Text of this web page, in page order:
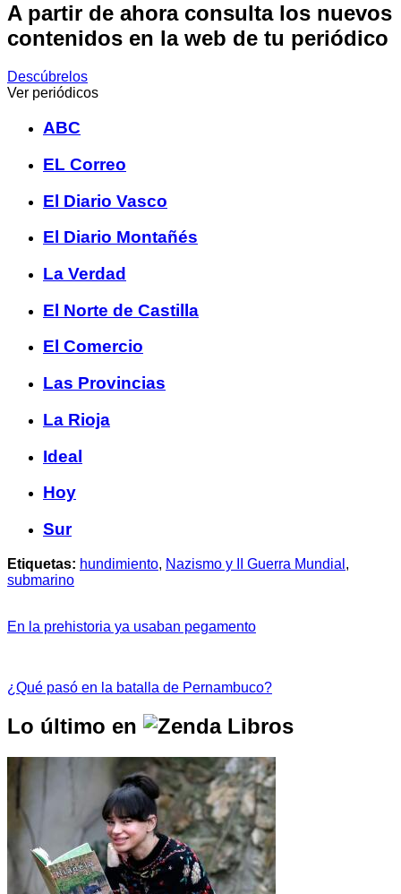
A partir de ahora consulta los nuevos
contenidos en la web de tu periódico
Descúbrelos
Ver periódicos
ABC
EL Correo
El Diario Vasco
El Diario Montañés
La Verdad
El Norte de Castilla
El Comercio
Las Provincias
La Rioja
Ideal
Hoy
Sur
Etiquetas: hundimiento, Nazismo y II Guerra Mundial ,
submarino
En la prehistoria ya usaban pegamento
¿Qué pasó en la batalla de Pernambuco?
Lo último en